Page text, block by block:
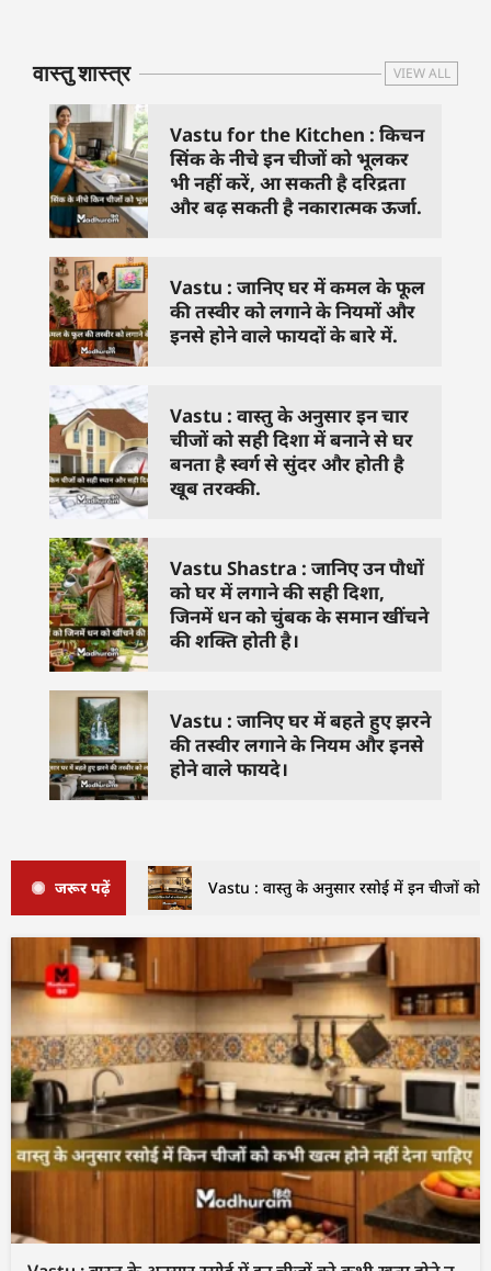
वास्तु शास्त्र VIEW ALL
Vastu for the Kitchen : किचन
सिंक के नीचे इन चीजों को भूलकर
भी नहीं करें, आ सकती है दरिद्रता
और बढ़ सकती है नकारात्मक ऊर्जा.
Vastu : जानिए घर में कमल के फूल
की तस्वीर को लगाने के नियमों और
इनसे होने वाले फायदों के बारे में.
Vastu : वास्तु के अनुसार इन चार
चीजों को सही दिशा में बनाने से घर
बनता है स्वर्ग से सुंदर और होती है
खूब तरक्की.
Vastu Shastra : जानिए उन पौधों
को घर में लगाने की सही दिशा,
जिनमें धन को चुंबक के समान खींचने
की शक्ति होती है।
Vastu : जानिए घर में बहते हुए झरने
की तस्वीर लगाने के नियम और इनसे
होने वाले फायदे।
जरूर पढ़ें Vastu : वास्तु के अनुसार रसोई में इन चीजों को